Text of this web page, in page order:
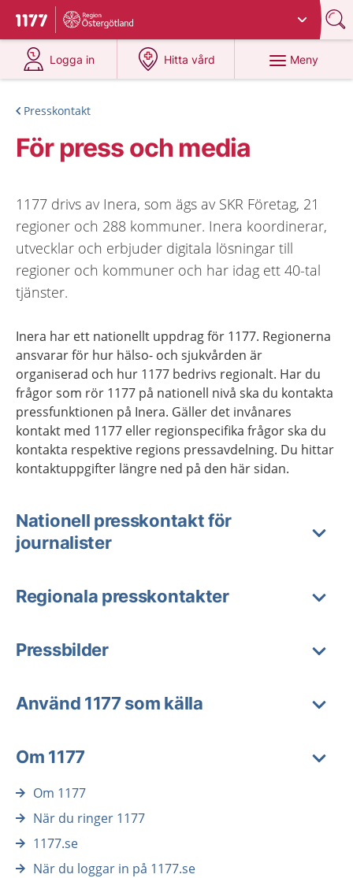
Till startsidan för 1177
Du har valt region
Logga in
på 1177.se
Hitta vård
på 1177.se
Meny
Presskontakt
För press och media
1177 drivs av Inera, som ägs av SKR Företag, 21
regioner och 288 kommuner. Inera koordinerar,
utvecklar och erbjuder digitala lösningar till
regioner och kommuner och har idag ett 40-tal
tjänster.
Inera har ett nationellt uppdrag för 1177. Regionerna
ansvarar för hur hälso- och sjukvården är
organiserad och hur 1177 bedrivs regionalt. Har du
frågor som rör 1177 på nationell nivå ska du kontakta
pressfunktionen på Inera. Gäller det invånares
kontakt med 1177 eller regionspecifika frågor ska du
kontakta respektive regions pressavdelning. Du hittar
kontaktuppgifter längre ned på den här sidan.
Nationell presskontakt för
journalister
Regionala presskontakter
Pressbilder
Använd 1177 som källa
Om 1177
Om 1177
När du ringer 1177
1177.se
När du loggar in på 1177.se